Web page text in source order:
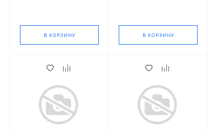
В КОРЗИНУ В КОРЗИНУ